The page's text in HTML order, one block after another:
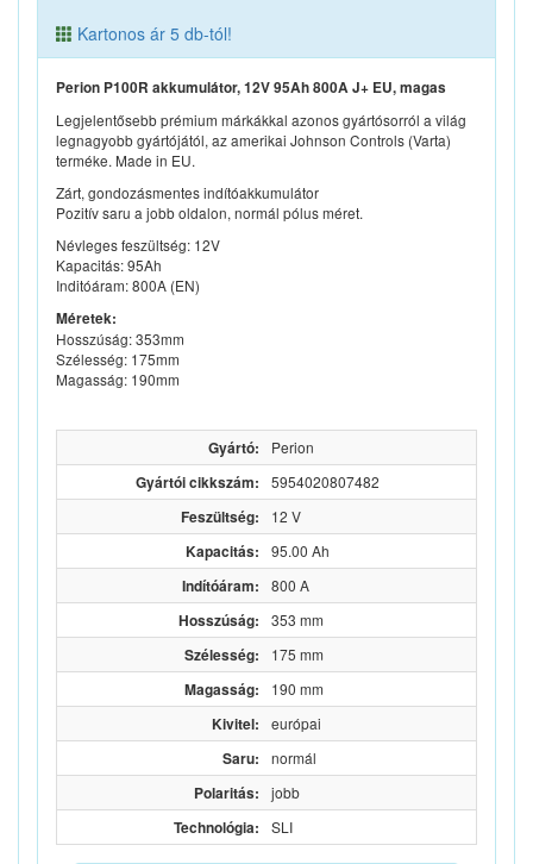
Kartonos ár 5 db-tól!
Perion P100R akkumulátor, 12V 95Ah 800A J+ EU, magas
Legjelentősebb prémium márkákkal azonos gyártósorról a világ
legnagyobb gyártójától, az amerikai Johnson Controls (Varta)
terméke. Made in EU.
Zárt, gondozásmentes indítóakkumulátor
Pozitív saru a jobb oldalon, normál pólus méret.
Névleges feszültség: 12V
Kapacitás: 95Ah
Inditóáram: 800A (EN)
Méretek:
Hosszúság: 353mm
Szélesség: 175mm
Magasság: 190mm
Gyártó: Perion
Gyártói cikkszám: 5954020807482
Feszültség: 12 V
Kapacitás: 95.00 Ah
Indítóáram: 800 A
Hosszúság: 353 mm
Szélesség: 175 mm
Magasság: 190 mm
Kivitel: európai
Saru: normál
Polaritás: jobb
Technológia: SLI